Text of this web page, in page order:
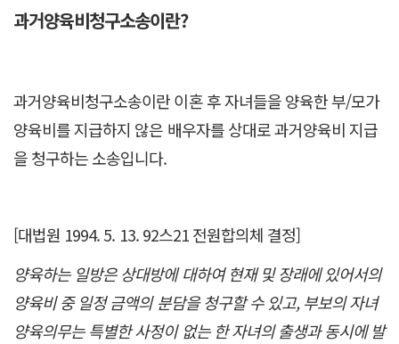
과거양육비청구소송이란?
과거양육비청구소송이란 이혼 후 자녀들을 양육한 부/모가
양육비를 지급하지 않은 배우자를 상대로 과거양육비 지급
을 청구하는 소송입니다.
[대법원 1994. 5. 13. 92스21 전원합의체 결정]
양육하는 일방은 상대방에 대하여 현재 및 장래에 있어서의
양육비 중 일정 금액의 분담을 청구할 수 있고, 부보의 자녀
양육의무는 특별한 사정이 없는 한 자녀의 출생과 동시에 발